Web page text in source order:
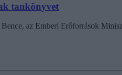
tankönyvet
az Emberi Erőforrások